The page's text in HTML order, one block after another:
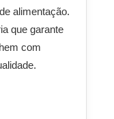
alimentação.
que garante
com